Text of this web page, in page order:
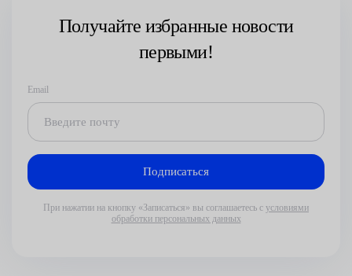
Получайте избранные новости
первыми!
Email
При нажатии на кнопку «Записаться» вы соглашаетесь с условиями
обработки персональных данных